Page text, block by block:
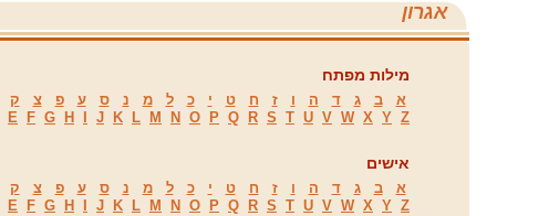
אגרון
מילות מפתח
א ב ג ד ה ו ז ח ט י כ ל מ נ ס ע פ צ ק
E F G H J K L M N O P Q R S T U V W X Y Z
אישים
א ב ג ד ה ו ז ח ט י כ ל מ נ ס ע פ צ ק
E F G H J K L M N O P Q R S T U V W X Y Z